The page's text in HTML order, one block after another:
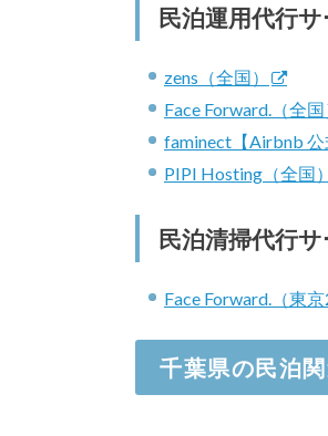
民泊運用代行
zens（全国）
Face Forward.（全国
faminect【Airbnb 公
PIPI Hosting（全国）
民泊清掃代行
Face Forward.（東京
千葉県の民泊